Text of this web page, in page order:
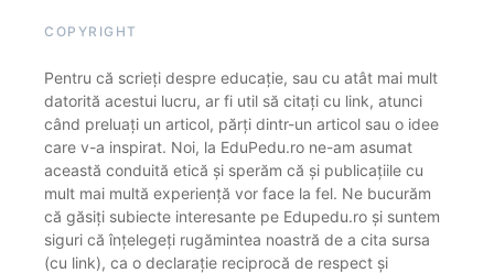
COPYRIGHT
Pentru că scrieți despre educație, sau cu atât mai mult
datorită acestui lucru, ar fi util să citați cu link, atunci
când preluați un articol, părți dintr-un articol sau o idee
care v-a inspirat. Noi, la EduPedu.ro ne-am asumat
această conduită etică și sperăm că și publicațiile cu
mult mai multă experiență vor face la fel. Ne bucurăm
că găsiți subiecte interesante pe Edupedu.ro și suntem
siguri că înțelegeți rugămintea noastră de a cita sursa
(cu link), ca o declarație reciprocă de respect și